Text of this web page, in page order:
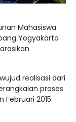
Mahasiswa
Yogyakarta
realisasi dari
proses
2015